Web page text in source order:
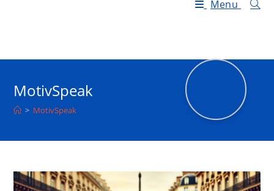
Menu
MotivSpeak
> MotivSpeak